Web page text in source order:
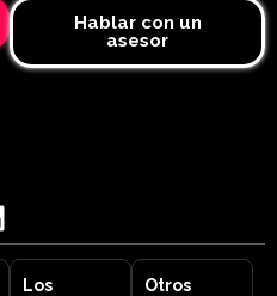
Hablar con un
asesor
Los
Otros